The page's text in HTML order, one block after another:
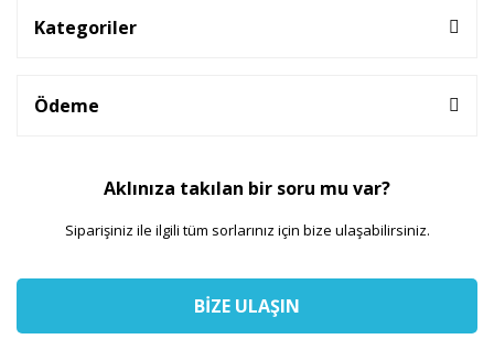
Kategoriler
Ödeme
Aklınıza takılan bir soru mu var?
Siparişiniz ile ilgili tüm sorlarınız için bize ulaşabilirsiniz.
BİZE ULAŞIN